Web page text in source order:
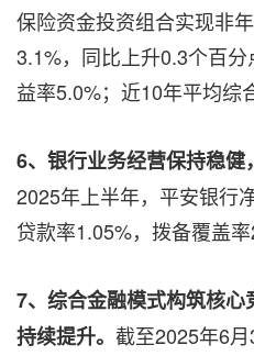
保险资金投资组合实现非
3.1%，同比上升0.3个百
益率5.0%；近10年平均综
6、银行业务经营保持稳健
2025年上半年，平安银行
贷款率1.05%，拨备覆盖率
7、综合金融模式构筑核
持续提升。 截至2025年6